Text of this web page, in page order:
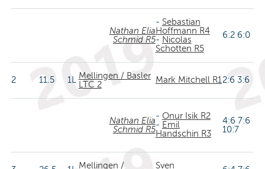
Nathan Elia
Schmid R5
- Sebastian
Hoffmann R4
- Nicolas
Schotten R5
6:2 6:0
2 11.5 1LMellingen / Basler
LTC 2
Mark Mitchell R1 2:6 3:6
Nathan Elia
Schmid R5
- Onur Isik R2
- Emil
Handschin R3
4:6 7:6
10:7
Mellingen /
Sven